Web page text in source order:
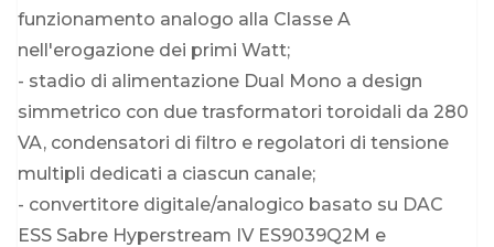
funzionamento analogo alla Classe A
nell'erogazione dei primi Watt;
- stadio di alimentazione Dual Mono a design
simmetrico con due trasformatori toroidali da 280
VA, condensatori di filtro e regolatori di tensione
multipli dedicati a ciascun canale;
- convertitore digitale/analogico basato su DAC
ESS Sabre Hyperstream IV ES9039Q2M e